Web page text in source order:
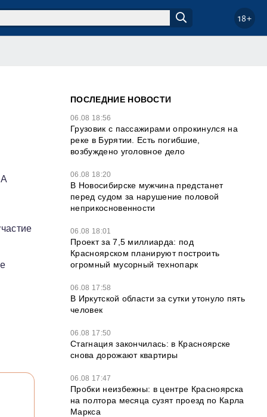
18+
ПОСЛЕДНИЕ НОВОСТИ
06.08 18:56
Грузовик с пассажирами опрокинулся на
реке в Бурятии. Есть погибшие,
возбуждено уголовное дело
06.08 18:20
В Новосибирске мужчина предстанет
перед судом за нарушение половой
неприкосновенности
06.08 18:01
Проект за 7,5 миллиарда: под
Красноярском планируют построить
огромный мусорный технопарк
06.08 17:58
В Иркутской области за сутки утонуло пять
человек
06.08 17:50
Стагнация закончилась: в Красноярске
снова дорожают квартиры
06.08 17:47
Пробки неизбежны: в центре Красноярска
на полтора месяца сузят проезд по Карла
Маркса